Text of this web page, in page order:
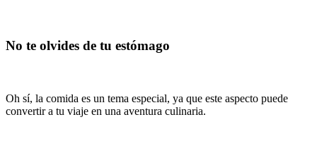
No te olvides de tu estómago
Oh sí, la comida es un tema especial, ya que este aspecto puede
convertir a tu viaje en una aventura culinaria.